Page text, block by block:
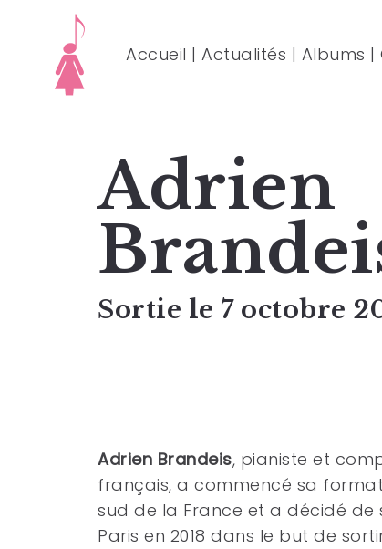
Accueil | Actualités | Albums |
Adrien
Sortie le 7 octobre
Adrien Brandeis, pianiste et
français, a commencé sa
sud de la France et a décidé de
Paris en 2018 dans le but de